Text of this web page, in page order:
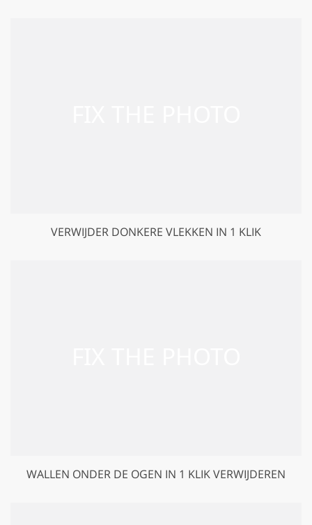
VERWIJDER DONKERE VLEKKEN IN 1 KLIK
WALLEN ONDER DE OGEN IN 1 KLIK VERWIJDEREN